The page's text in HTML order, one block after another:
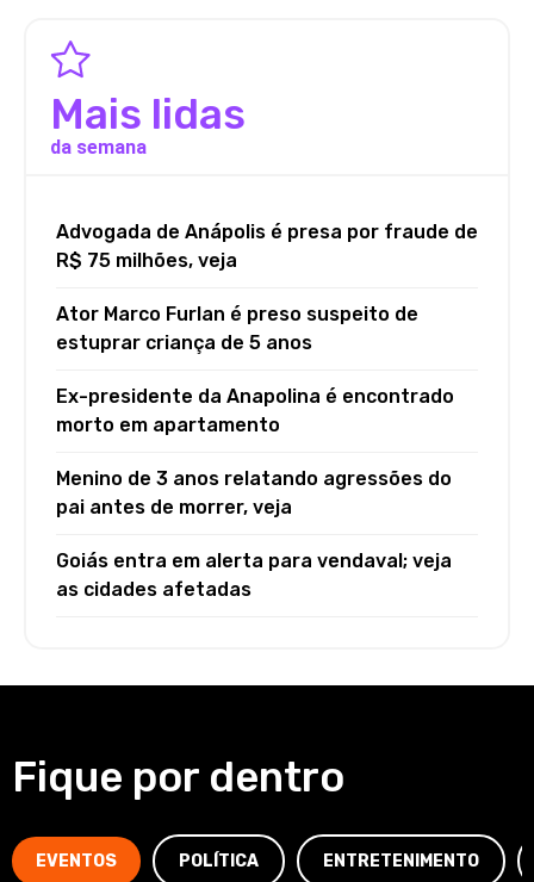
Mais lidas
da semana
Advogada de Anápolis é presa por fraude de
R$ 75 milhões, veja
Ator Marco Furlan é preso suspeito de
estuprar criança de 5 anos
Ex-presidente da Anapolina é encontrado
morto em apartamento
Menino de 3 anos relatando agressões do
pai antes de morrer, veja
Goiás entra em alerta para vendaval; veja
as cidades afetadas
Fique por dentro
EVENTOS POLÍTICA ENTRETENIMENTO